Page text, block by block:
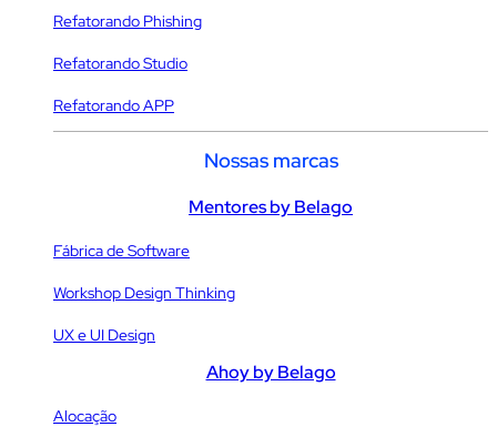
Refatorando Phishing
Refatorando Studio
Refatorando APP
Nossas marcas
Mentores by Belago
Fábrica de Software
Workshop Design Thinking
UX e UI Design
Ahoy by Belago
Alocação